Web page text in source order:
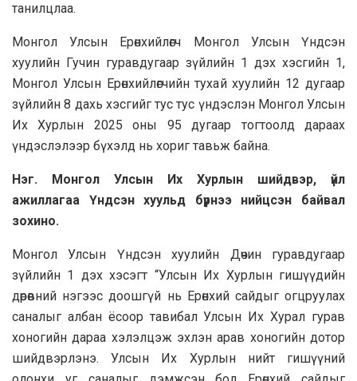
танилцлаа.
Монгол Улсын Ерөнхийлөгч Монгол Улсын Үндсэн
хуулийн Гучин гуравдугаар зүйлийн 1 дэх хэсгийн 1,
Монгол Улсын Ерөнхийлөгчийн тухай хуулийн 12 дугаар
зүйлийн 8 дахь хэсгийг тус тус үндэслэн Монгол Улсын
Их Хурлын 2025 оны 95 дугаар тогтоолд дараах
үндэслэлээр бүхэлд нь хориг тавьж байна.
Нэг. Монгол Улсын Их Хурлын шийдвэр, үйл
ажиллагаа Үндсэн хуульд бүрнээ нийцсэн байвал
зохино.
Монгол Улсын Үндсэн хуулийн Дөчин гуравдугаар
зүйлийн 1 дэх хэсэгт “Улсын Их Хурлын гишүүдийн
дөрөвний нэгээс доошгүй нь Ерөнхий сайдыг огцруулах
саналыг албан ёсоор тавибал Улсын Их Хурал гурав
хоногийн дараа хэлэлцэж эхлэн арав хоногийн дотор
шийдвэрлэнэ. Улсын Их Хурлын нийт гишүүний